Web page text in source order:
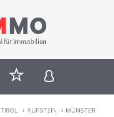
TIROL › KUFSTEIN › MÜNSTER